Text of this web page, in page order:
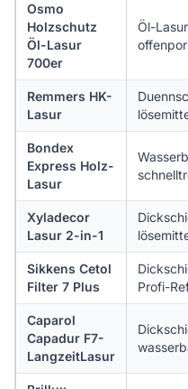
Osmo
Holzschutz
Öl-Lasur
700er
Öl-
Remmers HK-
Lasur
Bondex
Express Holz-
Lasur
Xyladecor
Lasur 2-in-1
Sikkens Cetol
Filter 7 Plus
Profi-
Caparol
Capadur F7-
LangzeitLasur